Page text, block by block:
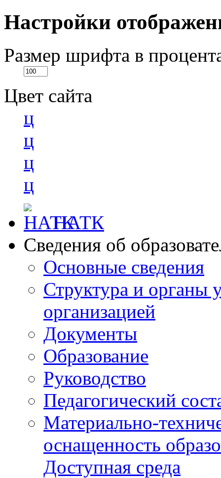
Настройки
Размер шрифта в
Цвет сайта
ц
ц
ц
ц
НАТК
Сведения об
Основные сведения
Структура и органы
организацией
Документы
Образование
Руководство
Педагогический
Материально-
оснащенность
Доступная среда